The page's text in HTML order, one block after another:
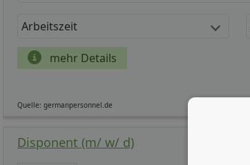
Arbeitszeit
mehr Details
Quelle: germanpersonnel.de
Disponent (m/ w/ d)